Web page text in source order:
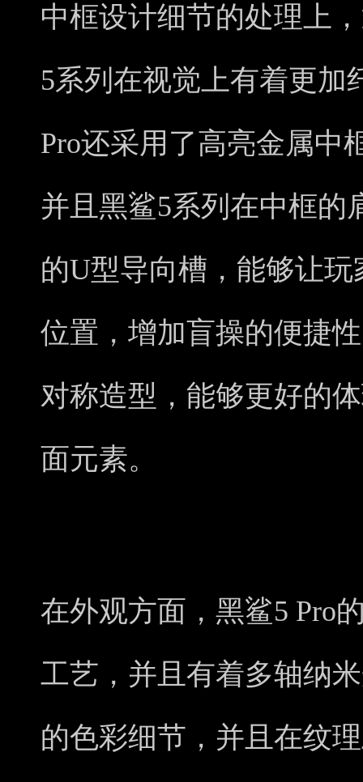
中框设计细节的处理上
5系列在视觉上有着更加
Pro还采用了高亮金属中
并且黑鲨5系列在中框的
的U型导向槽，能够让
位置，增加盲操的便捷
对称造型，能够更好的
面元素。
在外观方面，黑鲨5 Pro
工艺，并且有着多轴纳
的色彩细节，并且在纹